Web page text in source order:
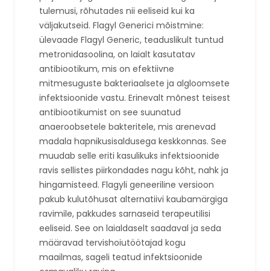
tulemusi, rõhutades nii eeliseid kui ka
väljakutseid. Flagyl Generici mõistmine:
ülevaade Flagyl Generic, teaduslikult tuntud
metronidasoolina, on laialt kasutatav
antibiootikum, mis on efektiivne
mitmesuguste bakteriaalsete ja algloomsete
infektsioonide vastu. Erinevalt mõnest teisest
antibiootikumist on see suunatud
anaeroobsetele bakteritele, mis arenevad
madala hapnikusisaldusega keskkonnas. See
muudab selle eriti kasulikuks infektsioonide
ravis sellistes piirkondades nagu kõht, nahk ja
hingamisteed. Flagyli geneeriline versioon
pakub kulutõhusat alternatiivi kaubamärgiga
ravimile, pakkudes sarnaseid terapeutilisi
eeliseid. See on laialdaselt saadaval ja seda
määravad tervishoiutöötajad kogu
maailmas, sageli teatud infektsioonide